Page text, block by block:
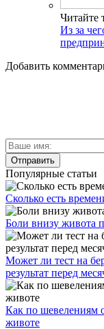
Читайте
Из за
Добавить
Популярные статьи
Сколько есть
Боли внизу живота
Может ли тест на
результат перед
Как по шевелениям
животе